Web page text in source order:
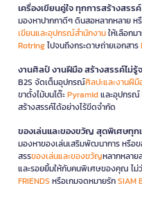
เครื่องเขียนคู่ใจ ทุกการสร้างสรรค์
มองหาปากกาดีๆ ดินสอหลากหลาย
เขียนและอุปกรณ์สำนักงานให้เลือก
Rotringไปจนถึงกระดาษถ่ายเอกสาร
งานศิลป์ งานฝีมือ สร้างสรรค์ไม่รู้
B2S จัดเต็มอุปกรณ์ศิลปะและงานฝีมื
ขาตั้งไม้บนโต๊ะPyramidและอุปกรณ์
สร้างสรรค์ได้อย่างไร้ขีดจำกัด
ของเล่นและของขวัญ สุดพิเศษทุก
มองหาของเล่นเสริมพัฒนาการ หรือ
สรรของเล่นและของขวัญหลากหลาย
และรอยยิ้มให้กับคนพิเศษของคุณ ไม่
FRIENDS หรือเกมจดหมายรักSIAM